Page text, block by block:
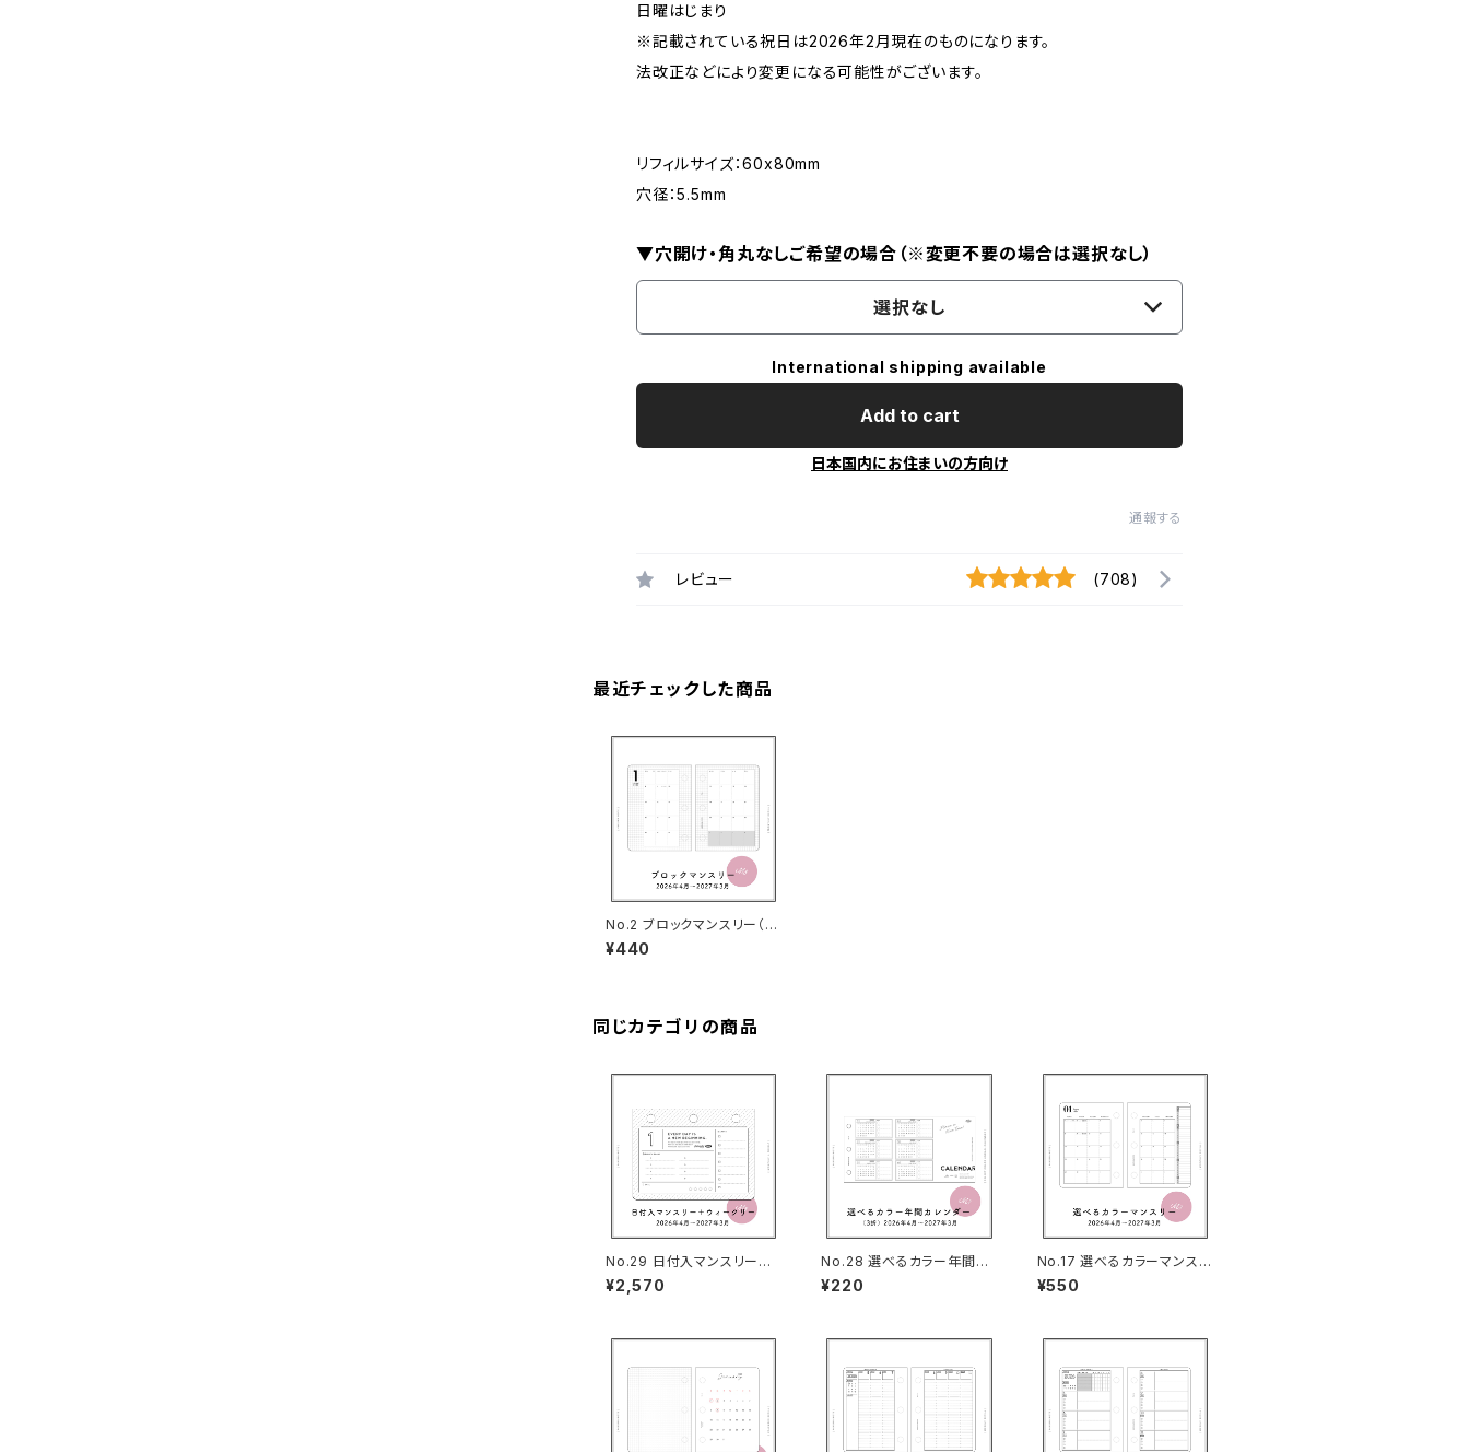
日曜はじまり
※記載されている祝日は2026年2月現在のものになります。
法改正などにより変更になる可能性がございます。
リフィルサイズ：60x80mm
穴径：5.5mm
▼穴開け・角丸なしご希望の場合（※変更不要の場合は選択なし）
選択なし
International shipping available
Add to cart
日本国内にお住まいの方向け
通報する
レビュー (708)
最近チェックした商品
No.2 ブロックマンスリー（3
穴サイズ）
¥440
同じカテゴリの商品
No.29 日付入マンスリー＋
ウィークリー（3穴サイズ）
¥2,570
No.28 選べるカラー年間カ
レンダー（3折・3穴サイズ）
¥220
No.17 選べるカラーマンスリ
ー（3穴サイズ）
¥550